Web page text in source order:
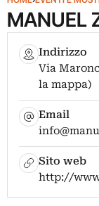
MANUEL
Indirizzo
Via
la mappa)
Email
Sito web
http://